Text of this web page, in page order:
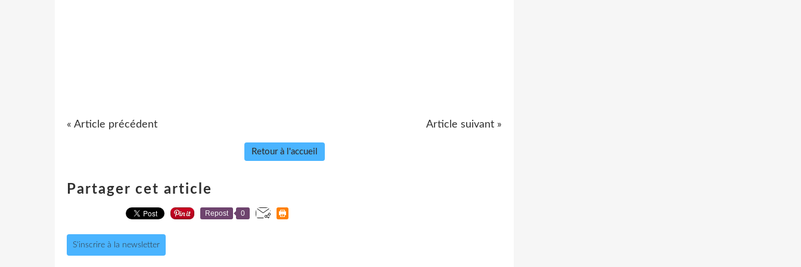
« Article précédent Article suivant »
Retour à l'accueil
Partager cet article
Repost 0
S'inscrire à la newsletter